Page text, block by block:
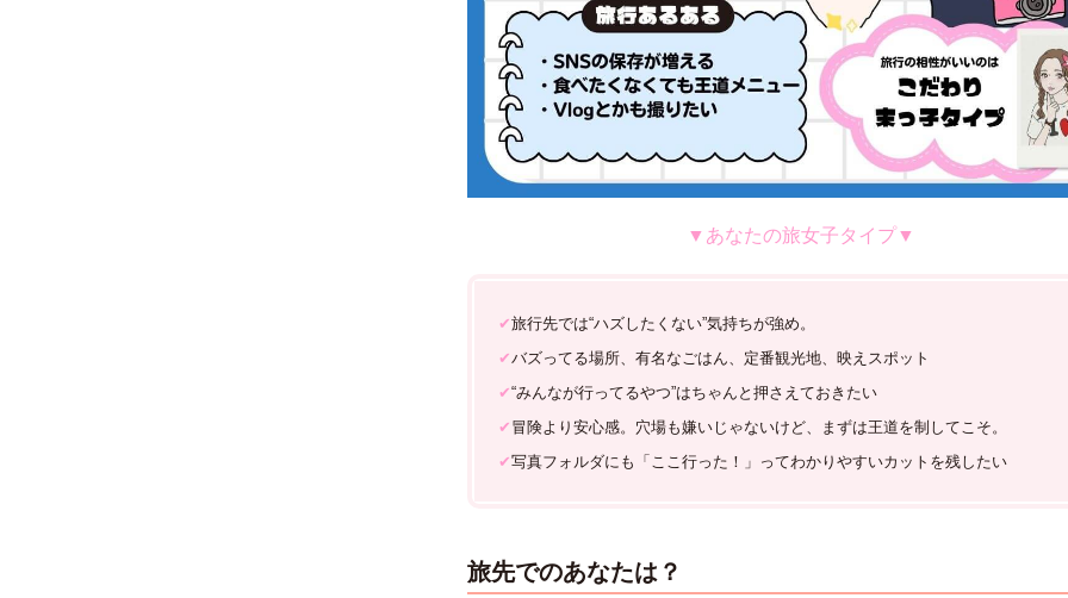
▼あなたの旅女子タイプ▼
✔︎旅行先では“ハズしたくない”気持ちが強め。
✔︎バズってる場所、有名なごはん、定番観光地、映えスポット
✔︎“みんなが行ってるやつ”はちゃんと押さえておきたい
✔︎ 冒険より安心感。穴場も嫌いじゃないけど、まずは王道を制してこそ。
✔︎写真フォルダにも「ここ行った！」ってわかりやすいカットを残したい
旅先でのあなたは？